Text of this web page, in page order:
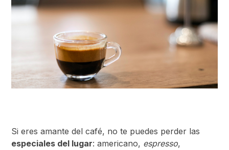
Si eres amante del café, no te puedes perder las
especiales del lugar: americano, espresso,